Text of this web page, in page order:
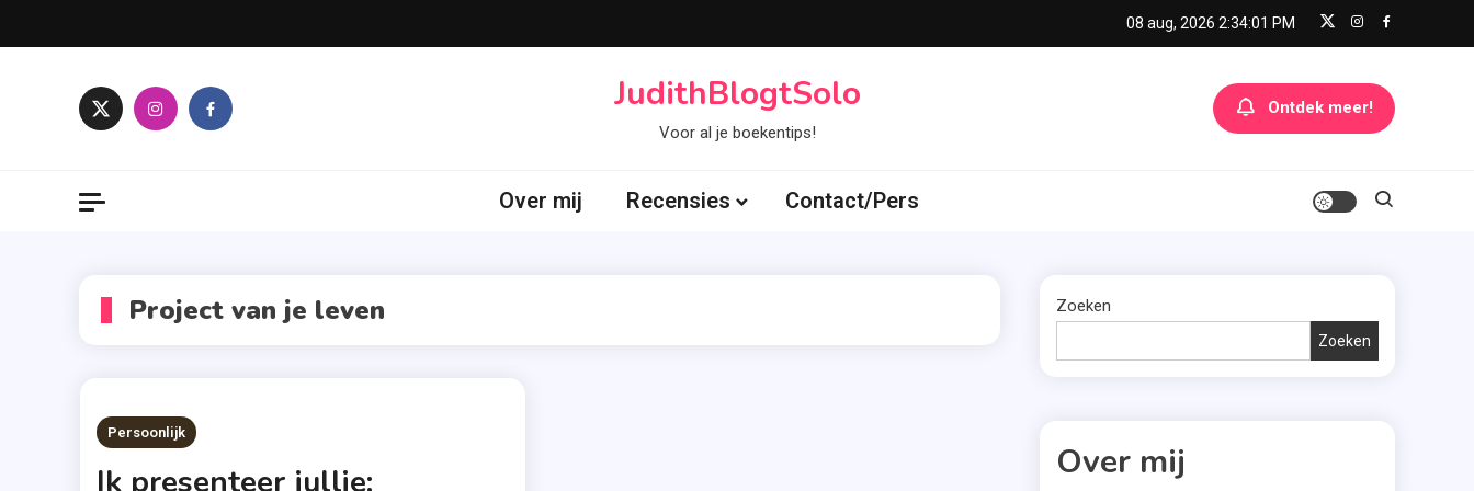
to
08 aug, 2026 2:34:01 PM
JudithBlogtSolo
Voor al je boekentips!
Ontdek meer!
Over mij Recensies Contact/Pers
Project van je leven
Persoonlijk
Ik presenteer jullie:
Zoeken
Zoeken
Over mij